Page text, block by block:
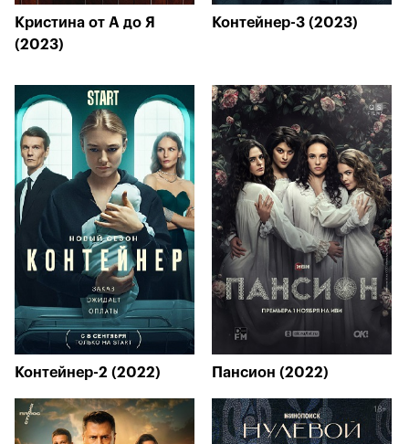
Кристина от А до Я
(2023)
Контейнер-3 (2023)
Контейнер-2 (2022) Пансион (2022)